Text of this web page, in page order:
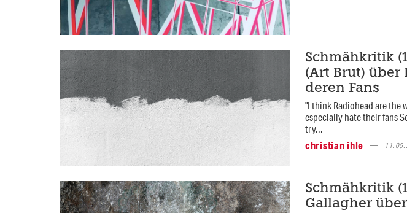
Schmähkritik
(Art Brut) über
deren Fans
"I think Radiohead are the
especially hate their fans
try...
christian ihle
Schmähkritik
Gallagher